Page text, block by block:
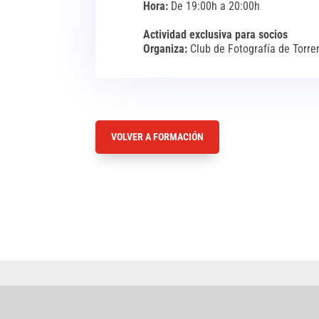
Hora: De 19:00h a 20:00h
Actividad exclusiva para socios
Organiza: Club de Fotografía de
VOLVER A FORMACIÓN